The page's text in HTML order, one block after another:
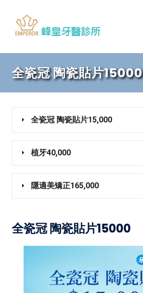
全瓷冠 陶瓷貼片15000
全瓷冠 陶瓷貼片15,000
植牙40,000
隱適美矯正165,000
全瓷冠 陶瓷貼片15000